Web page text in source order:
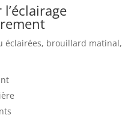
éclairées, brouillard matinal,